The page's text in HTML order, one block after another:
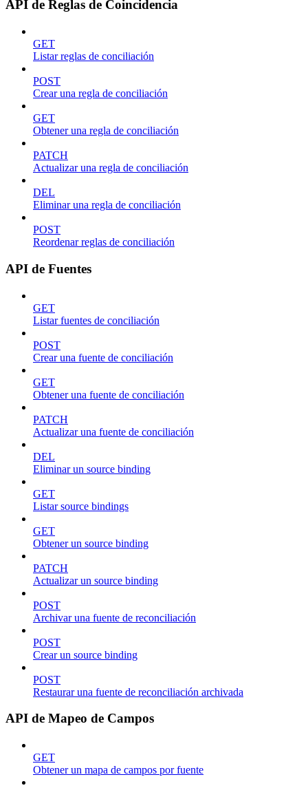
API de Reglas de Coincidencia
GET
Listar reglas de conciliación
POST
Crear una regla de conciliación
GET
Obtener una regla de conciliación
PATCH
Actualizar una regla de conciliación
DEL
Eliminar una regla de conciliación
POST
Reordenar reglas de conciliación
API de Fuentes
GET
Listar fuentes de conciliación
POST
Crear una fuente de conciliación
GET
Obtener una fuente de conciliación
PATCH
Actualizar una fuente de conciliación
DEL
Eliminar un source binding
GET
Listar source bindings
GET
Obtener un source binding
PATCH
Actualizar un source binding
POST
Archivar una fuente de reconciliación
POST
Crear un source binding
POST
Restaurar una fuente de reconciliación archivada
API de Mapeo de Campos
GET
Obtener un mapa de campos por fuente